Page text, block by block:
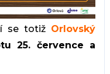
se totiž Orlovský
25. července a